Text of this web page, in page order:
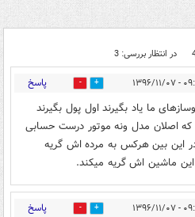
در انتظار بررسی: 3
۱۱/۰۷ 32 پاسخ
ما یاد بگیرند اول پول بگیرند
که اصلان مدل ونه موتور درست حسابی
این بین هرکس به مرده اش گریه
ماشین اش گریه میکند.
۱۱/۰۷ 24 پاسخ